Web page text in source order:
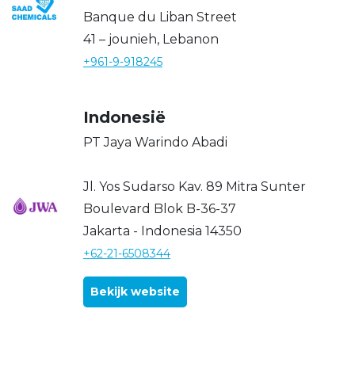
Banque du Liban Street
41 – jounieh, Lebanon
+961-9-918245
Indonesië
PT Jaya Warindo Abadi
Jl. Yos Sudarso Kav. 89 Mitra Sunter
Boulevard Blok B-36-37
Jakarta - Indonesia 14350
+62-21-6508344
Bekijk website